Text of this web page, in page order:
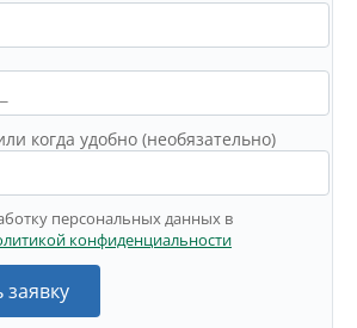
когда удобно (необязательно)
персональных данных в
конфиденциальности